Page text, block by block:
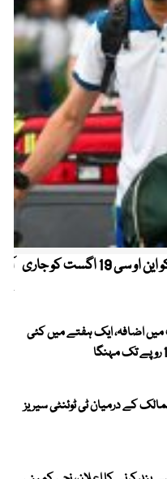
کیریبین پریمیئر لیگ ، قومی کرکٹرز کو این او سی 19 اگست کو جاری
اضافہ، ایک ہفتے میں کئی
ممالک کے درمیان ٹی ٹوئنٹی سیریز